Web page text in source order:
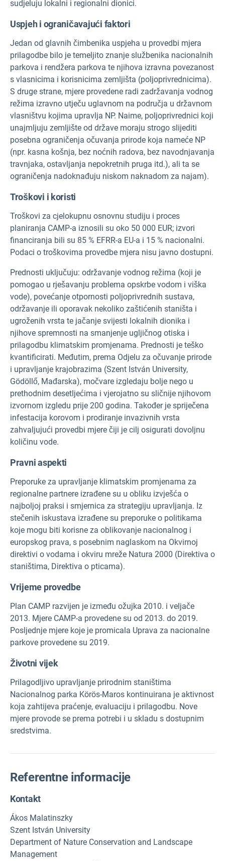
sudjeluju lokalni i regionalni dionici.
Uspjeh i ograničavajući faktori
Jedan od glavnih čimbenika uspjeha u provedbi mjera
prilagodbe bilo je temeljito znanje službenika nacionalnih
parkova i rendžera parkova te njihova izravna povezanost
s vlasnicima i korisnicima zemljišta (poljoprivrednicima).
S druge strane, mjere provedene radi zadržavanja vodnog
režima izravno utječu uglavnom na područja u državnom
vlasništvu kojima upravlja NP. Naime, poljoprivrednici koji
unajmljuju zemljište od države moraju strogo slijediti
posebna ograničenja očuvanja prirode koja nameće NP
(npr. kasna košnja, bez noćnih radova, bez navodnjavanja
travnjaka, ostavljanja nepokretnih pruga itd.), ali ta se
ograničenja nadoknađuju niskom naknadom za najam).
Troškovi i koristi
Troškovi za cjelokupnu osnovnu studiju i proces
planiranja CAMP-a iznosili su oko 50 000 EUR; izvori
financiranja bili su 85 % EFRR-a EU-a i 15 % nacionalni.
Podaci o troškovima provedbe mjera nisu javno dostupni.
Prednosti uključuju: održavanje vodnog režima (koji je
pomogao u rješavanju problema opskrbe vodom i viška
vode), povećanje otpornosti poljoprivrednih sustava,
održavanje ili oporavak nekoliko zaštićenih staništa i
ugroženih vrsta te jačanje svijesti lokalnih dionika i
njihove spremnosti na smanjenje ugljičnog otiska i
prilagodbu klimatskim promjenama. Prednosti je teško
kvantificirati. Međutim, prema Odjelu za očuvanje prirode
i upravljanje krajobrazima (Szent István University,
Gödöllő, Mađarska), močvare izgledaju bolje nego u
prethodnim desetljećima i vjerojatno su sličnije njihovom
izvornom izgledu prije 200 godina. Također je spriječena
infestacija korovom i prodiranje invazivnih vrsta
zahvaljujući provedbi mjere čiji je cilj osigurati dovoljnu
količinu vode.
Pravni aspekti
Preporuke za upravljanje klimatskim promjenama za
regionalne partnere izrađene su u obliku izvješća o
najboljoj praksi i smjernica za strategiju upravljanja. Iz
stečenih iskustava izrađene su preporuke o politikama
koje mogu biti korisne za oblikovanje nacionalnog i
europskog prava, s posebnim naglaskom na Okvirnoj
direktivi o vodama i okviru mreže Natura 2000 (Direktiva o
staništima, Direktiva o pticama).
Vrijeme provedbe
Plan CAMP razvijen je između ožujka 2010. i veljače
2013. Mjere CAMP-a provedene su od 2013. do 2019.
Posljednje mjere koje je promicala Uprava za nacionalne
parkove provedene su 2019.
Životni vijek
Prilagodljivo upravljanje prirodnim staništima
Nacionalnog parka Körös-Maros kontinuirana je aktivnost
koja zahtijeva praćenje, evaluaciju i prilagodbu. Nove
mjere provode se prema potrebi i u skladu s dostupnim
sredstvima.
Referentne informacije
Kontakt
Ákos Malatinszky
Szent István University
Department of Nature Conservation and Landscape
Management